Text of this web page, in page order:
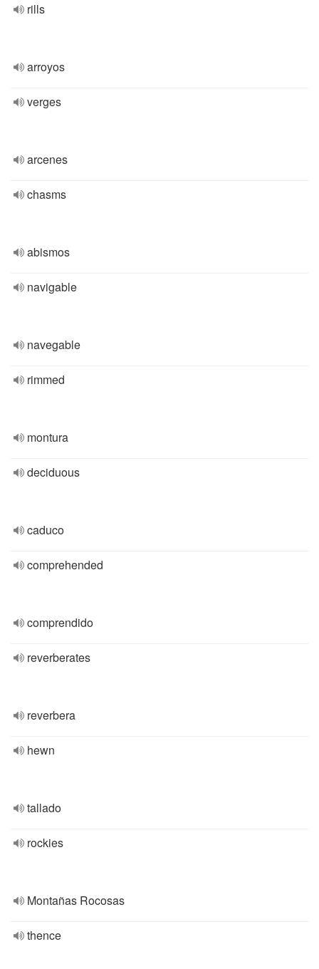
rills
arroyos
verges
arcenes
chasms
abismos
navigable
navegable
rimmed
montura
deciduous
caduco
comprehended
comprendido
reverberates
reverbera
hewn
tallado
rockies
Montañas Rocosas
thence